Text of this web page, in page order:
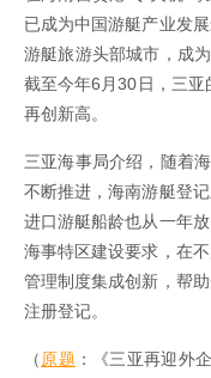
已成为中国游艇产业发
游艇旅游头部城市，成
截至今年6月30日，三
再创新高。
三亚海事局介绍，随着
不断推进，海南游艇登
进口游艇船龄也从一年
海事特区建设要求，在
管理制度集成创新，帮
注册登记。
（原题 ：《三亚再迎外